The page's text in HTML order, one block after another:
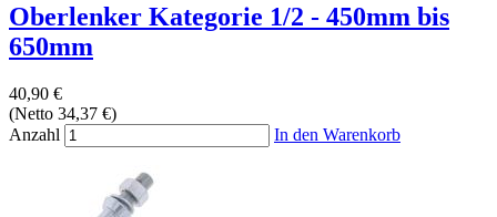
Oberlenker Kategorie 1/2 - 450mm bis
650mm
40,90 €
(Netto 34,37 €)
Anzahl
In den Warenkorb